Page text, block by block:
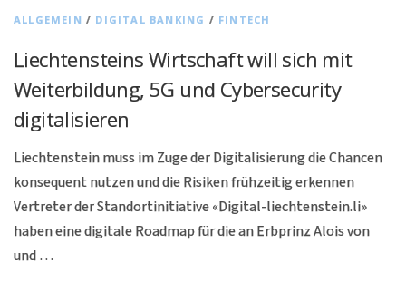
ALLGEMEIN / DIGITAL BANKING / FINTECH
Liechtensteins Wirtschaft will sich mit
Weiterbildung, 5G und Cybersecurity
digitalisieren
Liechtenstein muss im Zuge der Digitalisierung die Chancen
konsequent nutzen und die Risiken frühzeitig erkennen
Vertreter der Standortinitiative «Digital-liechtenstein.li»
haben eine digitale Roadmap für die an Erbprinz Alois von
und …